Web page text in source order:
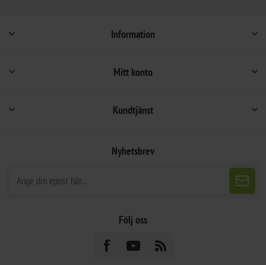
Information
Mitt konto
Kundtjänst
Nyhetsbrev
Följ oss